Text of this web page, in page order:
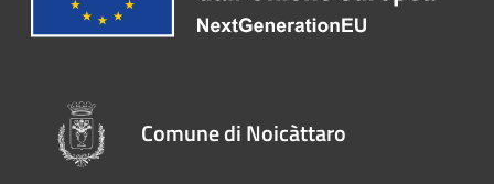
Comune di Noicàttaro